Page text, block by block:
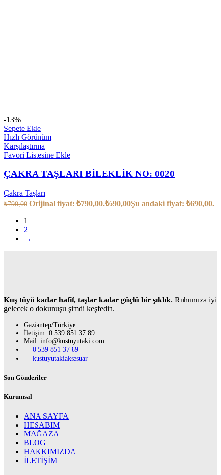
-13%
Sepete Ekle
Hızlı Görünüm
Karşılaştırma
Favori Listesine Ekle
ÇAKRA TAŞLARI BİLEKLİK NO: 0020
Çakra Taşları
₺790,00 Orijinal fiyat: ₺790,00.₺690,00Şu andaki fiyat: ₺690,00.
1
2
→
Kuş tüyü kadar hafif, taşlar kadar güçlü bir şıklık. Ruhunuza iyi
gelecek o dokunuşu şimdi keşfedin.
Gaziantep/Türkiye
İletişim: 0 539 851 37 89
Mail: info@kustuyutaki.com
0 539 851 37 89
kustuyutakiaksesuar
Son Gönderiler
Kurumsal
ANA SAYFA
HESABIM
MAĞAZA
BLOG
HAKKIMIZDA
İLETİŞİM